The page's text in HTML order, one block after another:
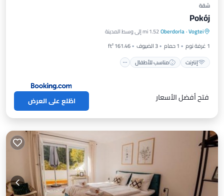
شقة
Pokój
Vogtei
·
Oberdorla1.52 mi إلى وسط المدينة
1 غرفة نوم
1 حمام 3 الضيوف
161.46 ft²
إنترنت
مناسب للأطفال
إنترنت مناسب للأطفال
فتح أفضل الأسعار اطّلع على العرض